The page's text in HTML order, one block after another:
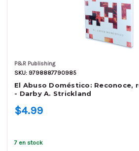
P&R Publishing
SKU: 9798887790985
El Abuso Doméstico: Reconoce,
- Darby A. Strickland
$4.99
7 en stock